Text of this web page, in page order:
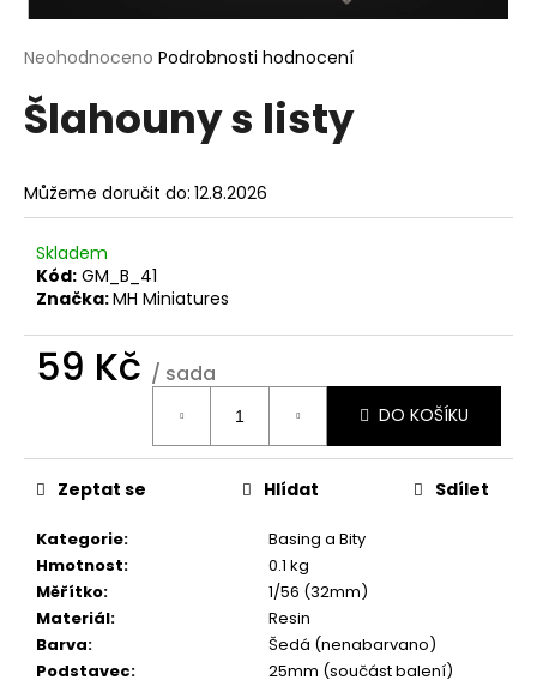
Průměrné
produktu
je
5
hvězdiček.
Neohodnoceno Podrobnosti hodnocení
Šlahouny s listy
Můžeme doručit do: 12.8.2026
Skladem
Kód: GM_B_41
Značka:MH Miniatures
59 Kč / sada
DO KOŠÍKU
Kategorie:
Basing a Bity
Hmotnost:
0.1 kg
Měřítko:
1/56 (32mm)
Materiál:
Resin
Barva:
Šedá (nenabarvano)
Podstavec: 25mm (součást balení)
Zeptat se Hlídat Sdílet
a
j
í
t
D
o
č
u
e
m
e